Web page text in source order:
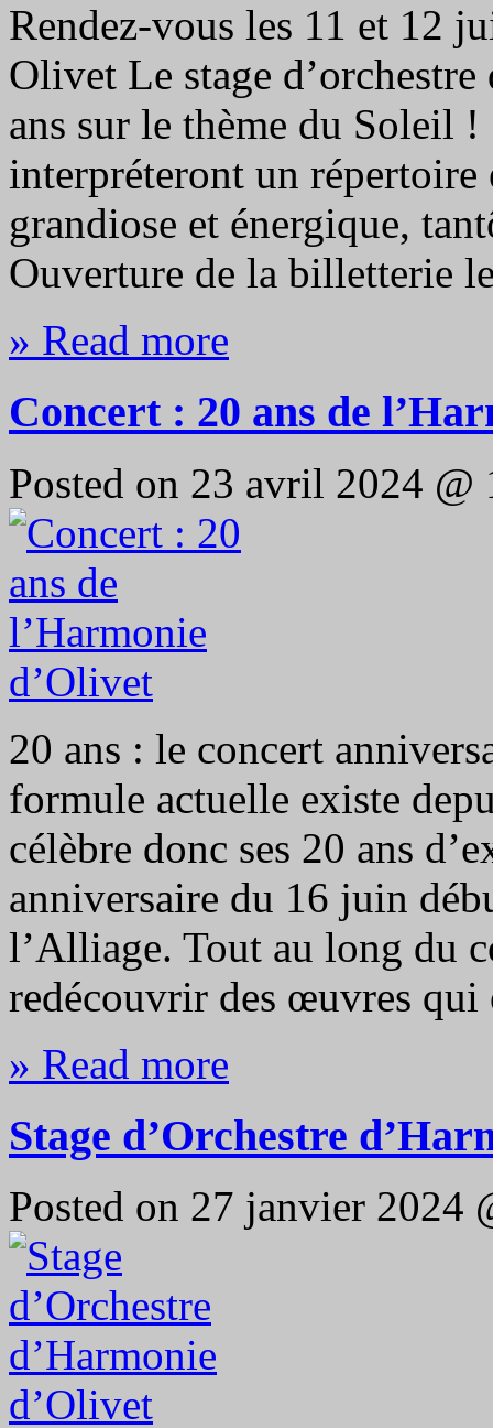
Rendez-vous les 11 et 12
Olivet Le stage
ans sur le thème du Soleil
interpréteront un
grandiose et énergique,
Ouverture de la billetterie
» Read more
Concert : 20 ans de
Posted on 23 avril 2024
20 ans : le concert
formule actuelle existe
célèbre donc ses 20 ans
anniversaire du 16 juin
l’Alliage. Tout au long du
redécouvrir des œuvres
» Read more
Stage d’Orchestre
Posted on 27 janvier 2024